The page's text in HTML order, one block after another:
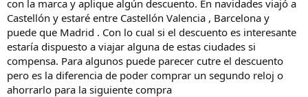
l
o
con la marca y aplique algún descuento. En navidades viajó a
Castellón y estaré entre Castellón Valencia , Barcelona y
puede que Madrid . Con lo cual si el descuento es interesante
estaría dispuesto a viajar alguna de estas ciudades si
compensa. Para algunos puede parecer cutre el descuento
pero es la diferencia de poder comprar un segundo reloj o
ahorrarlo para la siguiente compra